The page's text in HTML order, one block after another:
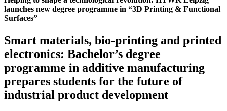
launches new degree programme in “3D Printing & Functional
Surfaces”
Smart materials, bio-printing and printed
electronics: Bachelor’s degree
programme in additive manufacturing
prepares students for the future of
industrial product development